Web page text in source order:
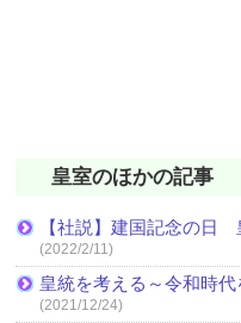
皇室のほかの記事
【社説】建国記念の日
(2022/2/11)
皇統を考える～令和時
(2021/12/24)